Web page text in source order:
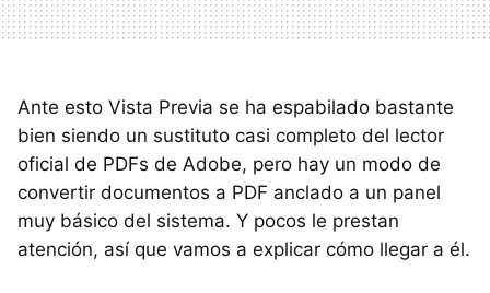
Ante esto Vista Previa se ha espabilado bastante
bien siendo un sustituto casi completo del lector
oficial de PDFs de Adobe, pero hay un modo de
convertir documentos a PDF anclado a un panel
muy básico del sistema. Y pocos le prestan
atención, así que vamos a explicar cómo llegar a él.